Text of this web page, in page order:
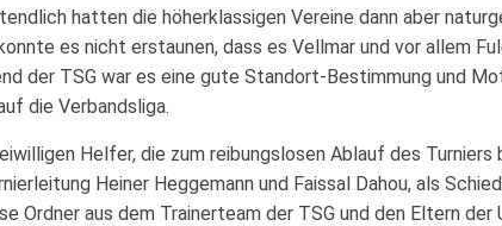
hatten die höherklassigen Vereine dann aber
es nicht erstaunen, dass es Vellmar und vor allem
der TSG war es eine gute Standort-Bestimmung und
die Verbandsliga.
Helfer, die zum reibungslosen Ablauf des Turniers
Heiner Heggemann und Faissal Dahou, als
Ordner aus dem Trainerteam der TSG und den Eltern